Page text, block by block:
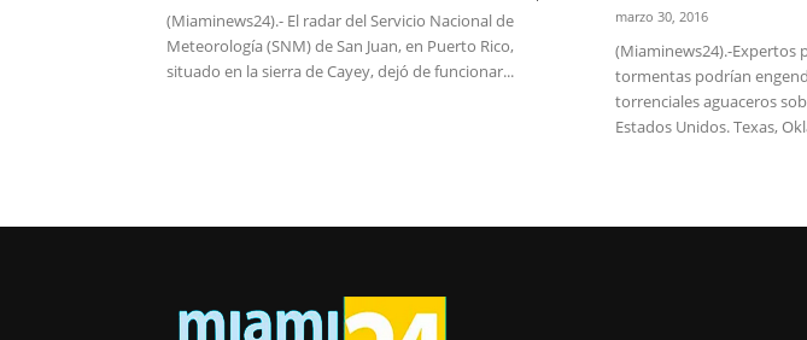
(Miaminews24).- El radar del Servicio Nacional de
Meteorología (SNM) de San Juan, en Puerto Rico,
situado en la sierra de Cayey, dejó de funcionar...
marzo 30, 2016
(Miaminews24).-Expertos
tormentas podrían
torrenciales aguaceros
Estados Unidos. Texas,